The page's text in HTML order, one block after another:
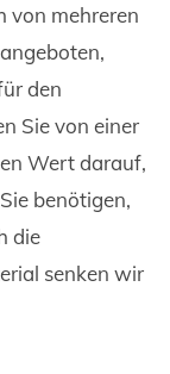
von mehreren
den
Sie von einer
Wert darauf,
benötigen,
die
senken wir